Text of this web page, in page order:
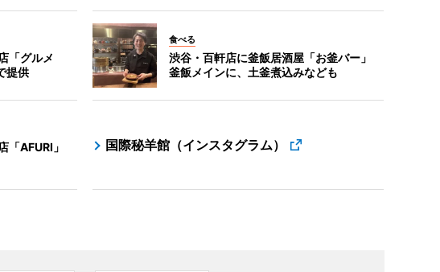
「グルメ
提供
食べる
渋谷・百軒店に釜飯居酒屋「お釜バー」
釜飯メインに、土釜煮込みなども
「AFURI」
国際秘羊館（インスタグラム）